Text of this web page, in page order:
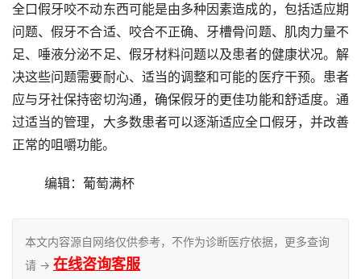
全口假牙咬不动东西可能是由多种因素造成的，包括适应期
问题、假牙不合适、咬合不正确、牙槽骨问题、肌肉力量不
足、唾液分泌不足、假牙材料问题以及患者的健康状况。解
决这些问题需要耐心、适当的调整和可能的医疗干预。患者
应与牙社保持密切沟通，确保假牙的更佳功能和舒适度。通
过适当的管理，大多数患者可以逐渐适应全口假牙，并改善
正常的咀嚼功能。
	编辑：葡萄满杯
本文内容源自网络仅供参考，不作为诊断医疗依据，更多查询
请 → 在线咨询客服